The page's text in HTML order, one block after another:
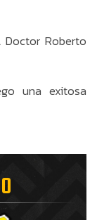
Roberto
una exitosa